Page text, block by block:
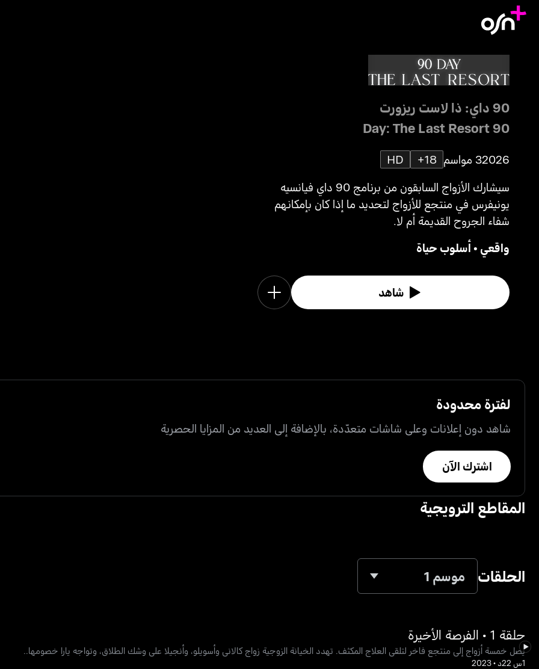
90 داي: ذا لاست ريزورت
90 Day: The Last Resort
20263 مواسم 18+
HD
سيشارك الأزواج السابقون من برنامج 90 داي فيانسيه
يونيفرس في منتجع للأزواج لتحديد ما إذا كان بإمكانهم
شفاء الجروح القديمة أم لا.
واقعي •أسلوب حياة
شاهد
لفترة محدودة
شاهد دون إعلانات وعلى شاشات متعدّدة، بالإضافة إلى العديد من المزايا الحصرية
اشترك الآن
المقاطع الترويجية
الحلقات موسم 1
حلقة 1 • الفرصة الأخيرة
يصل خمسة أزواج إلى منتجع فاخر لتلقي العلاج المكثف. تهدد الخيانة الزوجية زواج كالاني وأسويلو، وأنجيلا على وشك الطلاق، وتواجه يارا خصومها..
1س 22د •
2023